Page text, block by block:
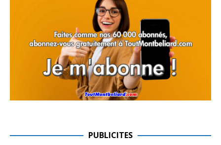
PUBLICITES